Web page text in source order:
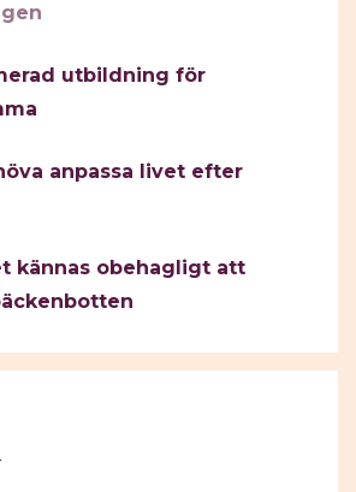
utbildning för
anpassa livet efter
kännas obehagligt att